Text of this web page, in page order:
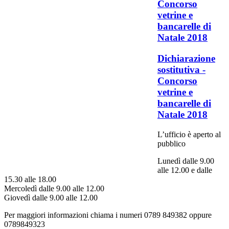
Concorso
vetrine e
bancarelle di
Natale 2018
Dichiarazione
sostitutiva -
Concorso
vetrine e
bancarelle di
Natale 2018
L’ufficio è aperto al
pubblico
Lunedì dalle 9.00
alle 12.00 e dalle
15.30 alle 18.00
Mercoledì dalle 9.00 alle 12.00
Giovedì dalle 9.00 alle 12.00
Per maggiori informazioni chiama i numeri 0789 849382 oppure
0789849323